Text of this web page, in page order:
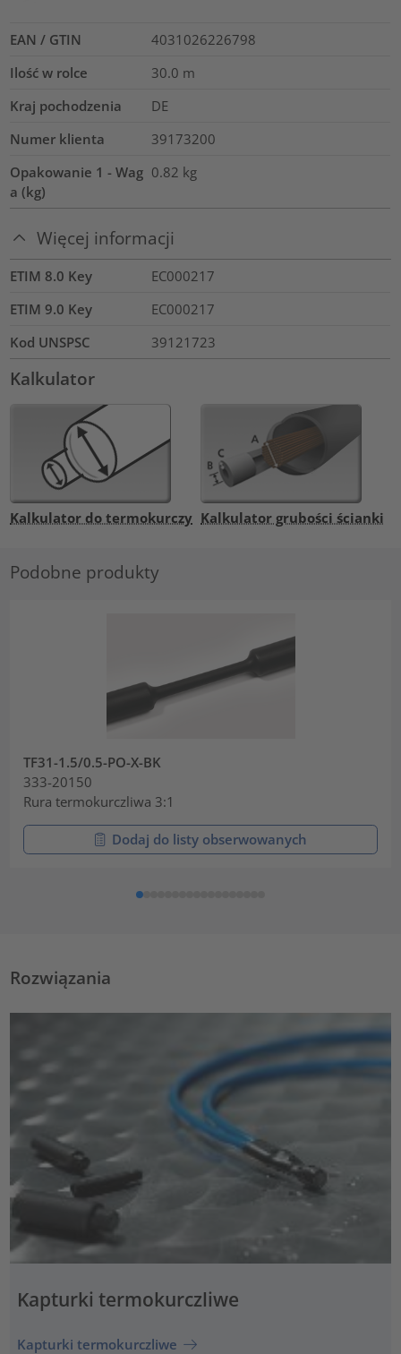
EAN / GTIN
4031026226798
Ilość w rolce
30.0 m
Kraj pochodzenia
DE
Numer klienta
39173200
Opakowanie 1 - Wag
a (kg)
0.82 kg
Więcej informacji
ETIM 8.0 Key
EC000217
ETIM 9.0 Key
EC000217
Kod UNSPSC
39121723
Kalkulator
Kalkulator do termokurczy Kalkulator grubości ścianki
Podobne produkty
TF31-1.5/0.5-PO-X-BK
333-20150
Rura termokurczliwa 3:1
Dodaj do listy obserwowanych
Rozwiązania
Kapturki termokurczliwe
Kapturki termokurczliwe